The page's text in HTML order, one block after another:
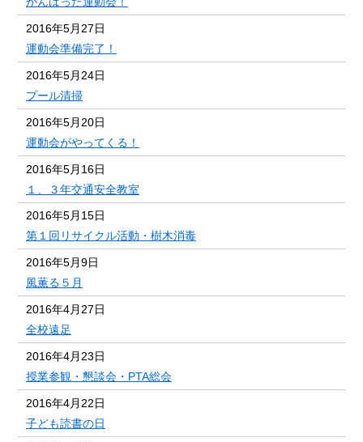
2016年5月27日
運動会準備完了！
2016年5月24日
プール清掃
2016年5月20日
運動会がやってくる！
2016年5月16日
１、３年交通安全教室
2016年5月15日
第１回リサイクル活動・樹木消毒
2016年5月9日
風薫る５月
2016年4月27日
全校遠足
2016年4月23日
授業参観・懇談会・PTA総会
2016年4月22日
子ども読書の日